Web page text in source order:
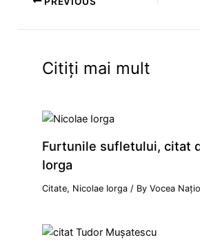
Citiți mai mult
Furtunile sufletului, citat
Iorga
Citate, Nicolae Iorga / ByVocea